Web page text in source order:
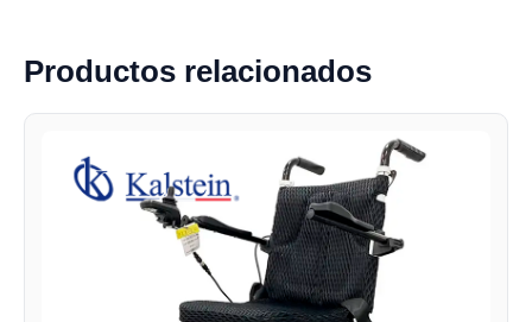
Productos relacionados